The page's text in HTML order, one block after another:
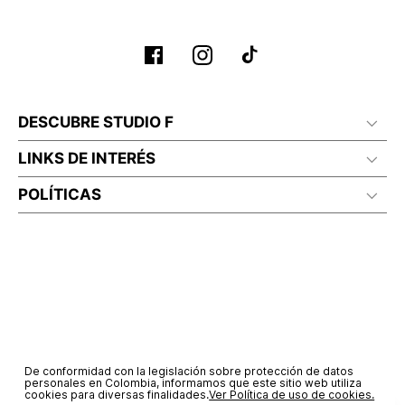
DESCUBRE STUDIO F
LINKS DE INTERÉS
POLÍTICAS
De conformidad con la legislación sobre protección de datos
personales en Colombia, informamos que este sitio web utiliza
cookies para diversas finalidades.Ver Política de uso de cookies.